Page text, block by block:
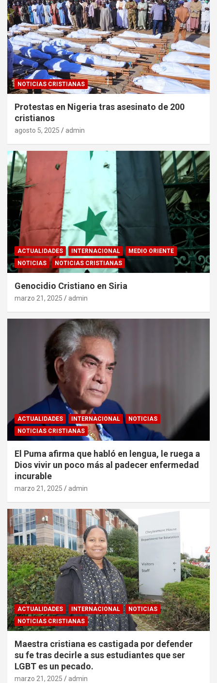
NOTICIAS CRISTIANAS
Protestas en Nigeria tras asesinato de 200
cristianos
agosto 5, 2025 admin
ACTUALIDADES INTERNACIONAL
MEDIO ORIENTE
NOTICIAS
NOTICIAS CRISTIANAS
Genocidio Cristiano en Siria
marzo 21, 2025 admin
ACTUALIDADES INTERNACIONAL
NOTICIAS
NOTICIAS CRISTIANAS
El Puma afirma que habló en lengua, le ruega a
Dios vivir un poco más al padecer enfermedad
incurable
marzo 21, 2025 admin
ACTUALIDADES INTERNACIONAL
NOTICIAS
NOTICIAS CRISTIANAS
Maestra cristiana es castigada por defender
su fe tras decirle a sus estudiantes que ser
LGBT es un pecado.
marzo 21, 2025 admin